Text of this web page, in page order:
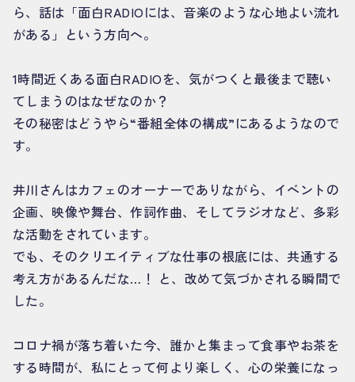
ら、話は「面白RADIOには、音楽のような心地よい流れ
がある」という方向へ。
1時間近くある面白RADIOを、気がつくと最後まで聴い
てしまうのはなぜなのか？
その秘密はどうやら“番組全体の構成”にあるようなので
す。
井川さんはカフェのオーナーでありながら、イベントの
企画、映像や舞台、作詞作曲、そしてラジオなど、多彩
な活動をされています。
でも、そのクリエイティブな仕事の根底には、共通する
考え方があるんだな…！ と、改めて気づかされる瞬間で
した。
コロナ禍が落ち着いた今、誰かと集まって食事やお茶を
する時間が、私にとって何より楽しく、心の栄養になっ